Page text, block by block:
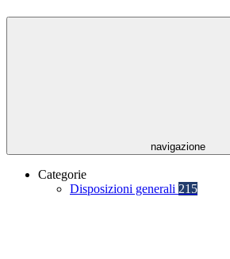
navigazione
Categorie
Disposizioni generali 215